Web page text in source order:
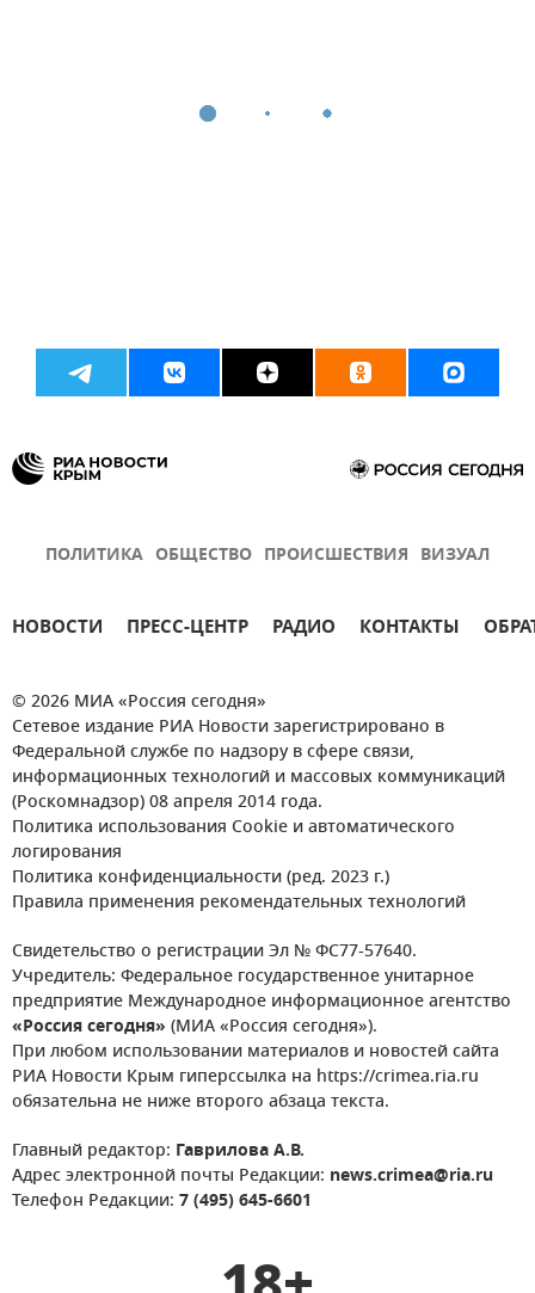
ПОЛИТИКА ОБЩЕСТВО ПРОИСШЕСТВИЯ ВИЗУАЛ
НОВОСТИ ПРЕСС-ЦЕНТР РАДИО КОНТАКТЫ
© 2026 МИА «Россия сегодня»
Сетевое издание РИА Новости зарегистрировано в
Федеральной службе по надзору в сфере связи,
информационных технологий и массовых коммуникаций
(Роскомнадзор) 08 апреля 2014 года.
Политика использования Cookie и автоматического
логирования
Политика конфиденциальности (ред. 2023 г.)
Правила применения рекомендательных технологий
Свидетельство о регистрации Эл № ФС77-57640.
Учредитель: Федеральное государственное унитарное
предприятие Международное информационное агентство
«Россия сегодня» (МИА «Россия сегодня»).
При любом использовании материалов и новостей сайта
РИА Новости Крым гиперссылка на https://crimea.ria.ru
обязательна не ниже второго абзаца текста.
Главный редактор: Гаврилова А.В.
Адрес электронной почты Редакции: news.crimea@ria.ru
Телефон Редакции: 7 (495) 645-6601